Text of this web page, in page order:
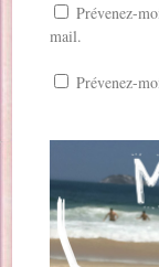
Prévenez-
mail.
Prévenez-